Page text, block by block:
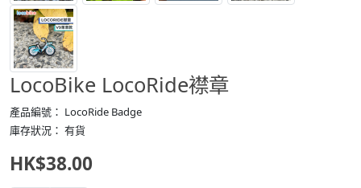
LocoBike LocoRide襟章
產品編號： LocoRide Badge
庫存狀況： 有貨
HK$38.00